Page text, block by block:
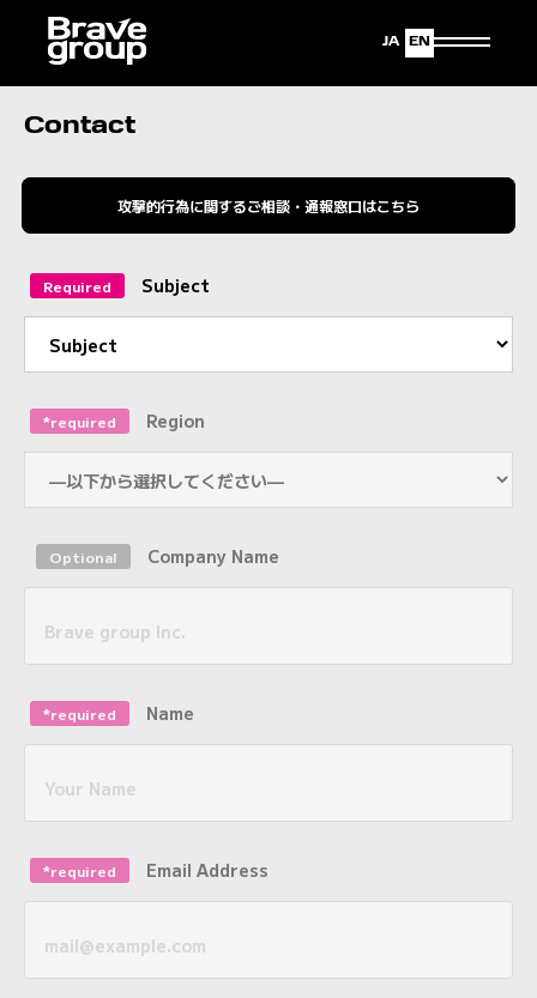
English
Japanese
Contact
攻撃的行為に関するご相談・通報窓口はこちら
Required Subject
*required Region
Optional Company Name
*required Name
*required Email Address